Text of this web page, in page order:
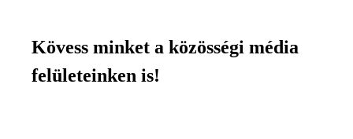
Kövess minket a közösségi média
felületeinken is!